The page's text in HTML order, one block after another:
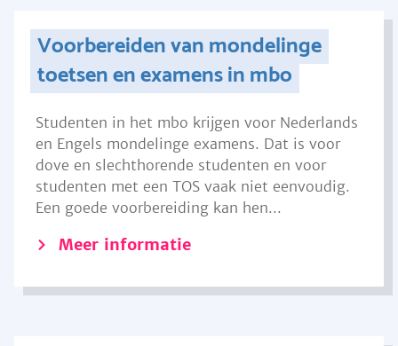
Voorbereiden van mondelinge
toetsen en examens in mbo
Studenten in het mbo krijgen voor Nederlands
en Engels mondelinge examens. Dat is voor
dove en slechthorende studenten en voor
studenten met een TOS vaak niet eenvoudig.
Een goede voorbereiding kan hen...
Meer informatie